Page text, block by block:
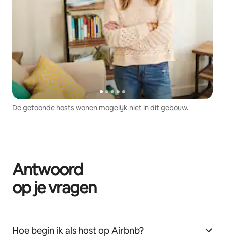
De getoonde hosts wonen mogelijk niet in dit gebouw.
Antwoord
op je vragen
Hoe begin ik als host op Airbnb?